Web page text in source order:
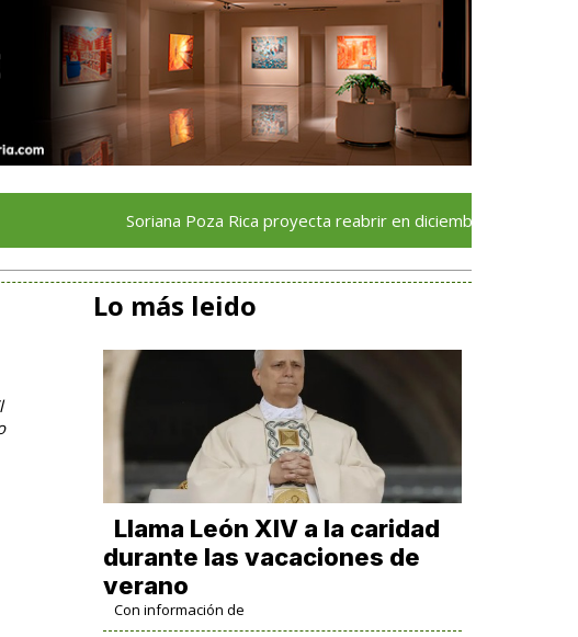
Soriana Poza Rica proyecta reabrir en diciembre tras avance del 70 %
Lo más leido
Llama León XIV a la caridad
durante las vacaciones de
verano
Con información de